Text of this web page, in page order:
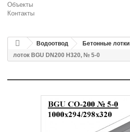
Объекты
Контакты
Водоотвод Бетонные лотки
лоток BGU DN200 H320, № 5-0